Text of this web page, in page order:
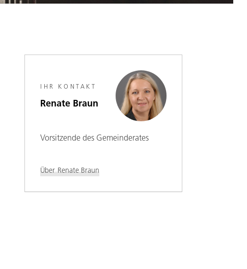
IHR KONTAKT
Renate Braun
Vorsitzende des Gemeinderates
Über Renate Braun